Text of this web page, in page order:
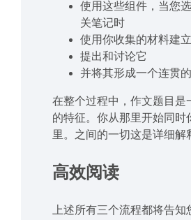
使用这些组件，当您
关笔记时
使用你收集的材料建
提出和讨论它
并将其形成一个连贯
在整个过程中，作文题目是
的特征。你从那里开始同时
里。之间的一切这是详细解
高效阅读
上述所有三个流程都将告知